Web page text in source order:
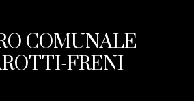
COMUNALE
FRENI